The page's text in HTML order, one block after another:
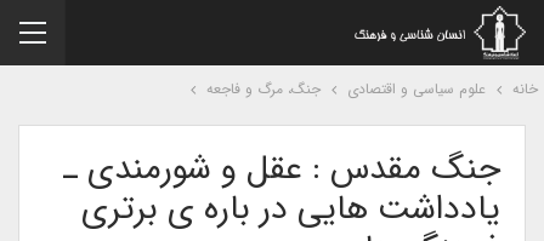
علوم سیاسی و اقتصادی جنگ، مرگ و فاجعه
جنگ مقدس : عقل و شورمندی ـ
یادداشت هایی در باره ی برتری